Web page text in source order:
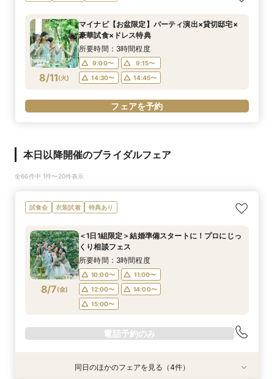
8/11(火)
マイナビ【お盆限定】パーティ演出×貸切邸宅×
豪華試食×ドレス特典
所要時間：3時間程度
9:00〜
9:15〜
14:30〜
14:45〜
フェアを予約
本日以降開催のブライダルフェア
全66件中 1件〜20件表示
試食会 衣装試着 特典あり
8/7(金)
＜1日1組限定＞結婚準備スタートに！プロにじっ
くり相談フェス
所要時間：3時間程度
10:00〜
11:00〜
12:00〜
14:00〜
15:00〜
電話予約のみ
特典あり
衣装試着 特典あり
衣装試着 特典あり
同日のほかのフェアを見る（4件）